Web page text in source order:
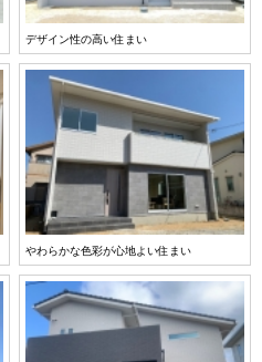
デザイン性の高い住まい
やわらかな色彩が心地よい住まい